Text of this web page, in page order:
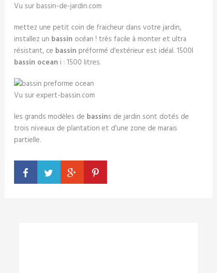
Vu sur bassin-de-jardin.com
mettez une petit coin de fraicheur dans votre jardin,
installez un bassin océan ! très facile à monter et ultra
résistant, ce bassin préformé d'extérieur est idéal. 1500l
bassin ocean i : 1500 litres.
Vu sur expert-bassin.com
les grands modèles de bassins de jardin sont dotés de
trois niveaux de plantation et d'une zone de marais
partielle.